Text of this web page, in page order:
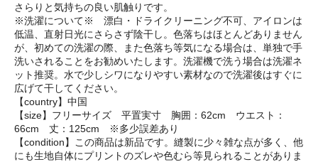
さらりと気持ちの良い肌触りです。
※洗濯について※ 漂白・ドライクリーニング不可、アイロンは
低温、直射日光にさらさず陰干し。色落ちはほとんどありません
が、初めての洗濯の際、また色落ち等気になる場合は、単独で手
洗いされることをお勧めいたします。洗濯機で洗う場合は洗濯ネ
ット推奨。水で少しシワになりやすい素材なので洗濯後はすぐに
広げて干してください。
【country】中国
【size】フリーサイズ 平置実寸 胸囲：62cm ウエスト：
66cm 丈：125cm ※多少誤差あり
【condition】この商品は新品です。縫製に少々雑な点が多く、他
にも生地自体にプリントのズレや色むら等見られることがありま